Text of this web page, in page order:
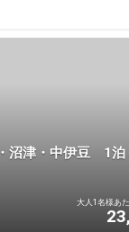
沼津・中伊豆 1泊
大人1名様あ